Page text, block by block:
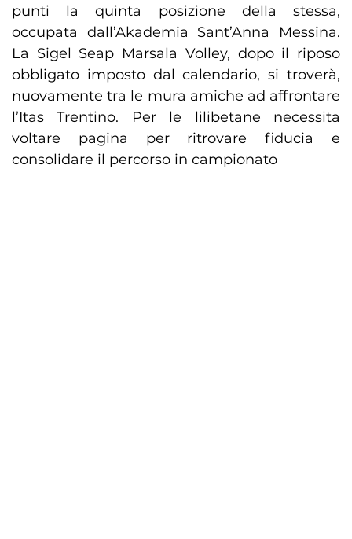
punti la quinta posizione della stessa,
occupata dall’Akademia Sant’Anna Messina.
La Sigel Seap Marsala Volley, dopo il riposo
obbligato imposto dal calendario, si troverà,
nuovamente tra le mura amiche ad affrontare
l’Itas Trentino. Per le lilibetane necessita
voltare pagina per ritrovare fiducia e
consolidare il percorso in campionato